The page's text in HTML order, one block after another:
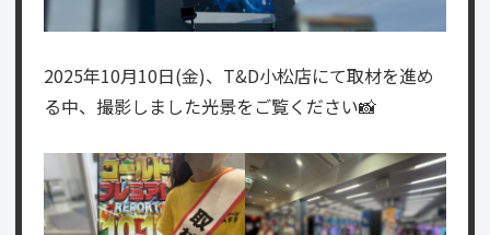
2025年10月10日(金)、T&D小松店にて取材を進め
る中、撮影しました光景をご覧ください📸